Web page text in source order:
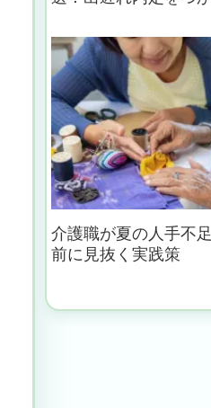
介護職が夏の人手不
前に見抜く実践策